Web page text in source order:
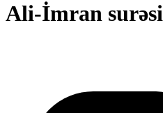
Ali-İmran surəsi